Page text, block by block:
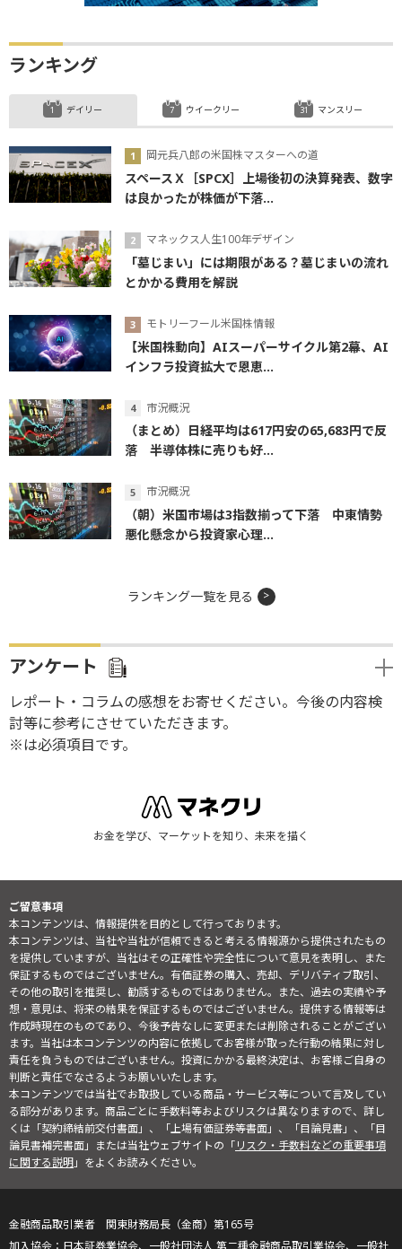
ランキング
デイリー
岡元兵八郎の米国株マスターへの道
スペースＸ［SPCX］上場後初の決算発表、数字
は良かったが株価が下落...
マネックス人生100年デザイン
「墓じまい」には期限がある？墓じまいの流れ
とかかる費用を解説
モトリーフール米国株情報
【米国株動向】AIスーパーサイクル第2幕、AI
インフラ投資拡大で恩恵...
市況概況
（まとめ）日経平均は617円安の65,683円で反
落 半導体株に売りも好...
市況概況
（朝）米国市場は3指数揃って下落 中東情勢
悪化懸念から投資家心理...
ウイークリー マンスリー
ランキング一覧を見る
アンケート
レポート・コラムの感想をお寄せください。今後の内容検
討等に参考にさせていただきます。
※は必須項目です。
お金を学び、マーケットを知り、未来を描く
ご留意事項
本コンテンツは、情報提供を目的として行っております。
本コンテンツは、当社や当社が信頼できると考える情報源から提供されたもの
を提供していますが、当社はその正確性や完全性について意見を表明し、また
保証するものではございません。有価証券の購入、売却、デリバティブ取引、
その他の取引を推奨し、勧誘するものではありません。また、過去の実績や予
想・意見は、将来の結果を保証するものではございません。提供する情報等は
作成時現在のものであり、今後予告なしに変更または削除されることがござい
ます。当社は本コンテンツの内容に依拠してお客様が取った行動の結果に対し
責任を負うものではございません。投資にかかる最終決定は、お客様ご自身の
判断と責任でなさるようお願いいたします。
本コンテンツでは当社でお取扱している商品・サービス等について言及してい
る部分があります。商品ごとに手数料等およびリスクは異なりますので、詳し
くは「契約締結前交付書面」、「上場有価証券等書面」、「目論見書」、「目
論見書補完書面」または当社ウェブサイトの「リスク・手数料などの重要事項
に関する説明」をよくお読みください。
金融商品取引業者 関東財務局長（金商）第165号